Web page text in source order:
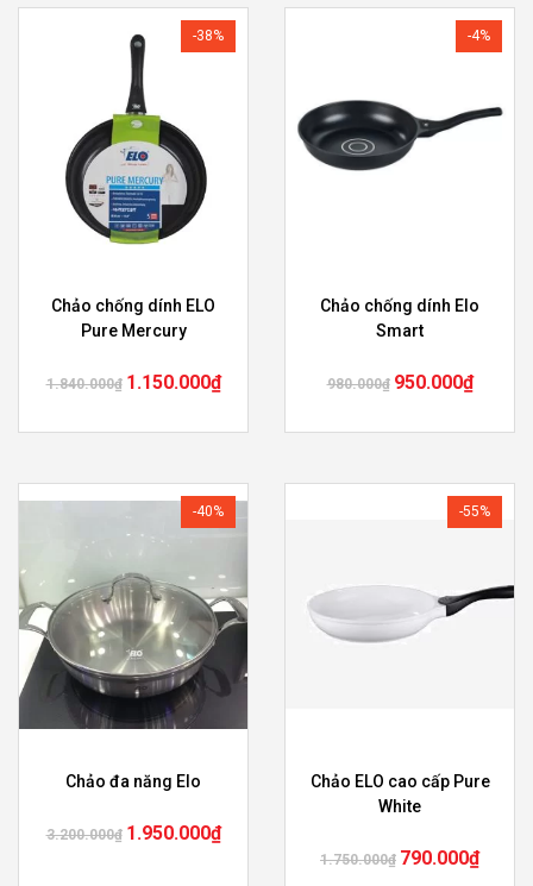
-38%
Chảo chống dính ELO
Pure Mercury
1.840.000₫ 1.150.000₫
-4%
Chảo chống dính Elo
Smart
980.000₫ 950.000₫
-40%
Chảo đa năng Elo
3.200.000₫ 1.950.000₫
-55%
Chảo ELO cao cấp Pure
White
1.750.000₫ 790.000₫